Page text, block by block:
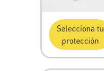
Selecciona tu
protección